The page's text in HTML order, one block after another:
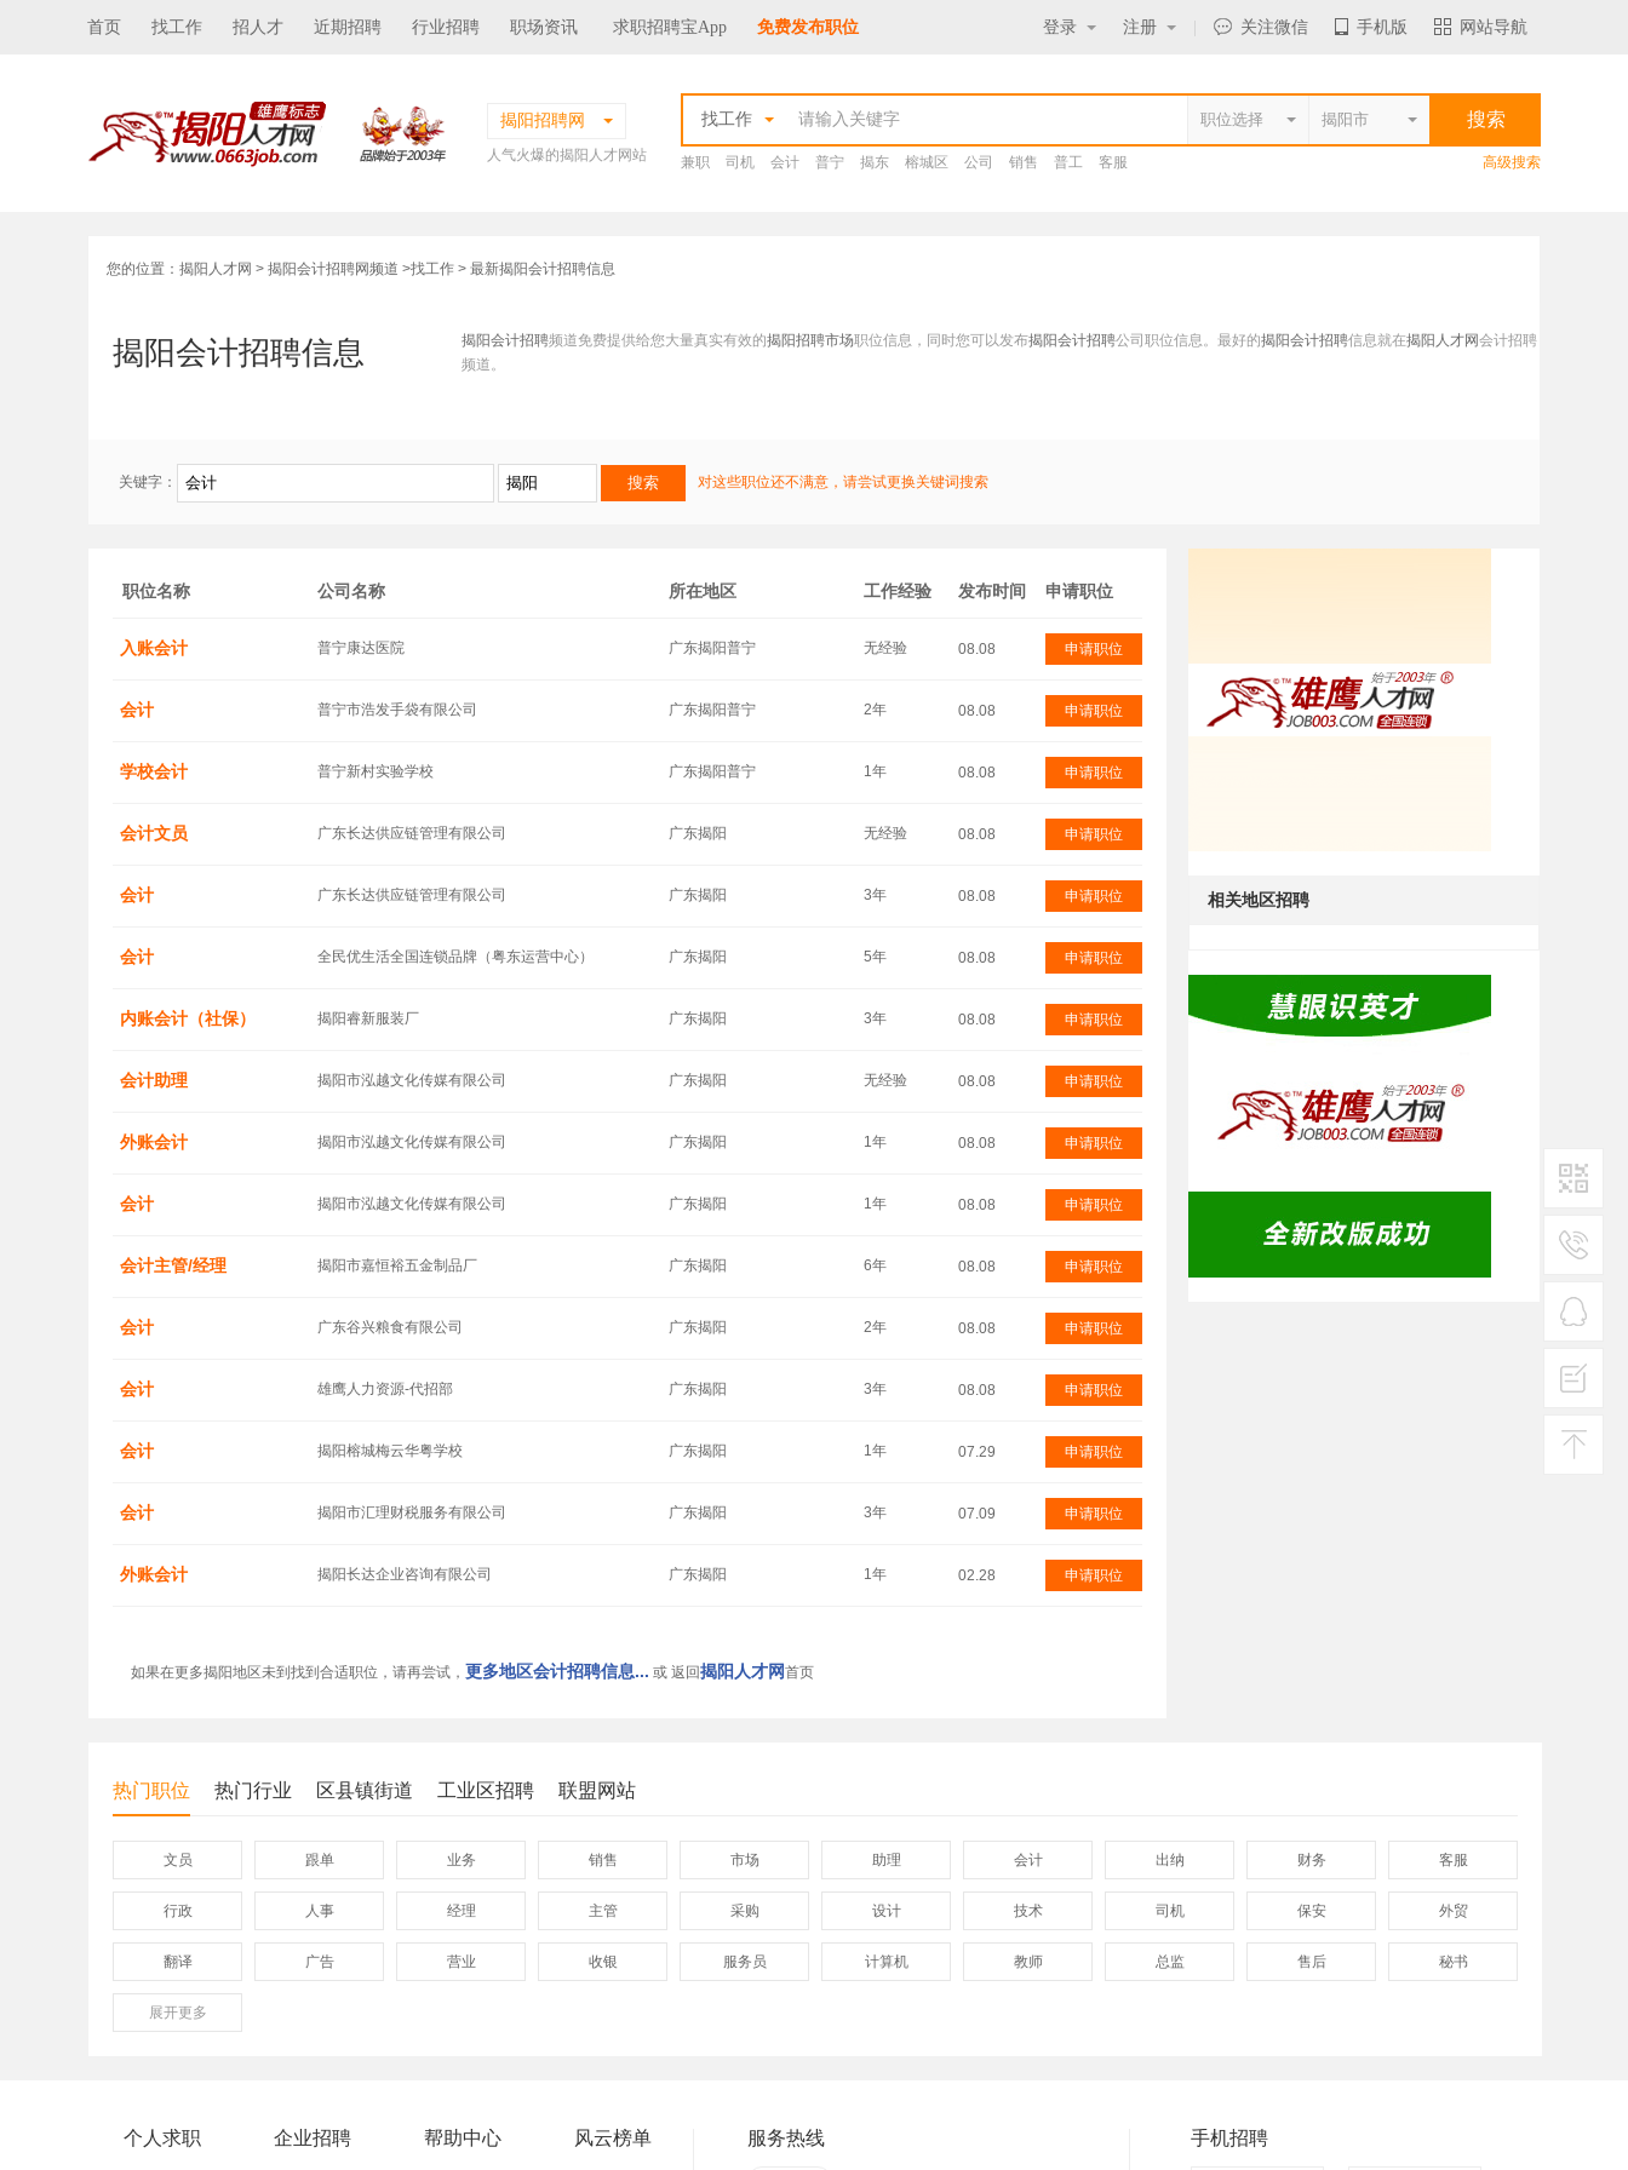
首页 找工作 招人才 近期招聘 行业招聘 职场资讯 求职招聘宝App 免费发布职位 登录 注册 关注微信 手机版 网站导航
揭阳招聘网
人气火爆的揭阳人才网站
找工作
兼职 司机 会计 普宁 揭东 榕城区 公司 销售 普工 客服 高级搜索
您的位置： 揭阳人才网 > 揭阳会计招聘网频道 >找工作 > 最新揭阳会计招聘信息
揭阳会计招聘信息 揭阳会计招聘频道免费提供给您大量真实有效的揭阳招聘市场职位信息，同时您可以发布揭阳会计招聘公司职位信息。最好的揭阳会计招聘信息就在揭阳人才网会计招聘
频道。
关键字： 对这些职位还不满意，请尝试更换关键词搜索
职位名称 公司名称 所在地区 工作经验 发布时间 申请职位
入账会计 普宁康达医院 广东揭阳普宁 无经验 08.08 申请职位
会计 普宁市浩发手袋有限公司 广东揭阳普宁 2年 08.08 申请职位
学校会计 普宁新村实验学校 广东揭阳普宁 1年 08.08 申请职位
会计文员 广东长达供应链管理有限公司 广东揭阳 无经验 08.08 申请职位
会计 广东长达供应链管理有限公司 广东揭阳 3年 08.08 申请职位
会计 全民优生活全国连锁品牌（粤东运营中心） 广东揭阳 5年 08.08 申请职位
内账会计（社保） 揭阳睿新服装厂 广东揭阳 3年 08.08 申请职位
会计助理 揭阳市泓越文化传媒有限公司 广东揭阳 无经验 08.08 申请职位
外账会计 揭阳市泓越文化传媒有限公司 广东揭阳 1年 08.08 申请职位
会计 揭阳市泓越文化传媒有限公司 广东揭阳 1年 08.08 申请职位
会计主管/经理 揭阳市嘉恒裕五金制品厂 广东揭阳 6年 08.08 申请职位
会计 广东谷兴粮食有限公司 广东揭阳 2年 08.08 申请职位
会计 雄鹰人力资源-代招部 广东揭阳 3年 08.08 申请职位
会计 揭阳榕城梅云华粤学校 广东揭阳 1年 07.29 申请职位
会计 揭阳市汇理财税服务有限公司 广东揭阳 3年 07.09 申请职位
外账会计 揭阳长达企业咨询有限公司 广东揭阳 1年 02.28 申请职位
如果在更多揭阳地区未到找到合适职位，请再尝试， 更多地区会计招聘信息... 或 返回揭阳人才网首页
相关地区招聘
热门职位 热门行业 区县镇街道 工业区招聘 联盟网站
文员 跟单 业务 销售 市场 助理 会计 出纳 财务 客服
行政 人事 经理 主管 采购 设计 技术 司机 保安 外贸
翻译 广告 营业 收银 服务员 计算机 教师 总监 售后 秘书
保险
展开更多
个人求职 企业招聘 帮助中心 风云榜单 服务热线 手机招聘
二维码1
热线
客服
建议